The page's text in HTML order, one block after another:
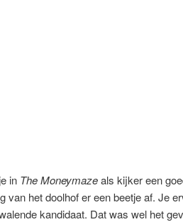
in The Moneymazeals kijker een
van het doolhof er een beetje af. Je
kandidaat. Dat was wel het